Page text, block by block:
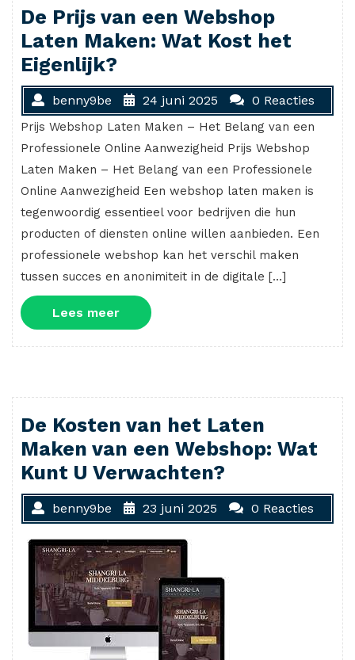
De Prijs van een Webshop
Laten Maken: Wat Kost het
Eigenlijk?
benny9be 24 juni 2025 0 Reacties
Prijs Webshop Laten Maken – Het Belang van een
Professionele Online Aanwezigheid Prijs Webshop
Laten Maken – Het Belang van een Professionele
Online Aanwezigheid Een webshop laten maken is
tegenwoordig essentieel voor bedrijven die hun
producten of diensten online willen aanbieden. Een
professionele webshop kan het verschil maken
tussen succes en anonimiteit in de digitale […]
Lees meerLees
meer
De Kosten van het Laten
Maken van een Webshop: Wat
Kunt U Verwachten?
benny9be 23 juni 2025 0 Reacties